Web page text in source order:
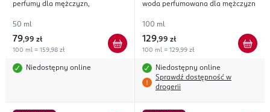
Wave
perfumy dla mężczyzn,
50 ml
79,99 zł
100 ml = 159,98 zł
Niedostępny online
woda perfumowana dla mężczyzn
100 ml
129,99 zł
100 ml = 129,99 zł
Niedostępny online
Sprawdź dostępność w
drogerii